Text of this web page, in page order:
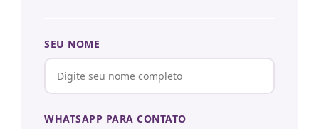
SEU NOME
WHATSAPP PARA CONTATO